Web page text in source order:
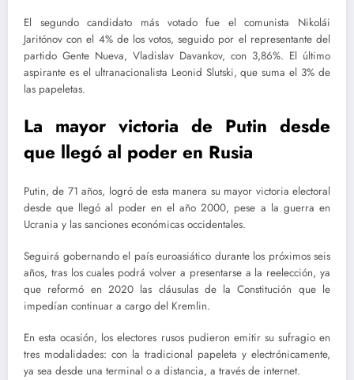
El segundo candidato más votado fue el comunista Nikolái
Jaritónov con el 4% de los votos, seguido por el representante del
partido Gente Nueva, Vladislav Davankov, con 3,86%. El último
aspirante es el ultranacionalista Leonid Slutski, que suma el 3% de
las papeletas.
La mayor victoria de Putin desde
que llegó al poder en Rusia
Putin, de 71 años, logró de esta manera su mayor victoria electoral
desde que llegó al poder en el año 2000, pese a la guerra en
Ucrania y las sanciones económicas occidentales.
Seguirá gobernando el país euroasiático durante los próximos seis
años, tras los cuales podrá volver a presentarse a la reelección, ya
que reformó en 2020 las cláusulas de la Constitución que le
impedían continuar a cargo del Kremlin.
En esta ocasión, los electores rusos pudieron emitir su sufragio en
tres modalidades: con la tradicional papeleta y electrónicamente,
ya sea desde una terminal o a distancia, a través de internet.